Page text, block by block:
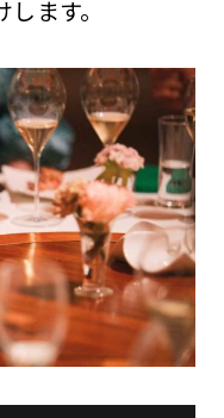
ます。